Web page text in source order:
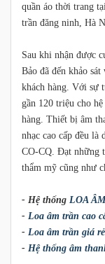
quần áo thời trang
trần đăng ninh, Hà
Sau khi nhận được
Bảo đã đến khảo
khách hàng. Với sự
gần 120 triệu cho
hàng. Thiết bị âm
nhạc cao cấp đều là
CO-CQ. Đạt những
thẩm mỹ cũng như
- Hệ thống LOA
- Loa âm trần cao
- Loa âm trần giá rẻ
- Hệ thống âm